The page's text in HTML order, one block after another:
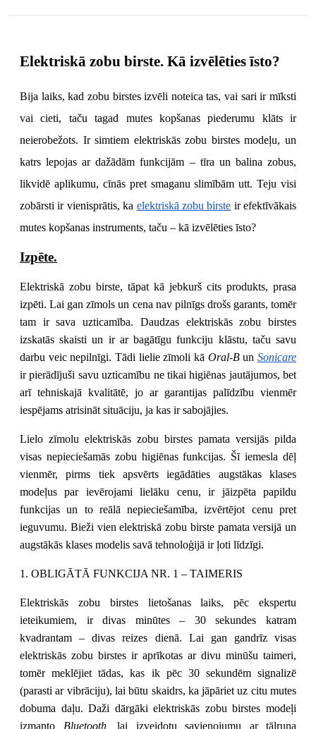
Elektriskā zobu birste. Kā izvēlēties īsto?
Bija laiks, kad zobu birstes izvēli noteica tas, vai sari ir mīksti
vai cieti, taču tagad mutes kopšanas piederumu klāts ir
neierobežots. Ir simtiem elektriskās zobu birstes modeļu, un
katrs lepojas ar dažādām funkcijām – tīra un balina zobus,
likvidē aplikumu, cīnās pret smaganu slimībām utt. Teju visi
zobārsti ir vienisprātis, ka elektriskā zobu birste ir efektīvākais
mutes kopšanas instruments, taču – kā izvēlēties īsto?
Izpēte.
Elektriskā zobu birste, tāpat kā jebkurš cits produkts, prasa
izpēti. Lai gan zīmols un cena nav pilnīgs drošs garants, tomēr
tam ir sava uzticamība. Daudzas elektriskās zobu birstes
izskatās skaisti un ir ar bagātīgu funkciju klāstu, taču savu
darbu veic nepilnīgi. Tādi lielie zīmoli kā Oral-B un Sonicare
ir pierādījuši savu uzticamību ne tikai higiēnas jautājumos, bet
arī tehniskajā kvalitātē, jo ar garantijas palīdzību vienmēr
iespējams atrisināt situāciju, ja kas ir sabojājies.
Lielo zīmolu elektriskās zobu birstes pamata versijās pilda
visas nepieciešamās zobu higiēnas funkcijas. Šī iemesla dēļ
vienmēr, pirms tiek apsvērts iegādāties augstākas klases
modeļus par ievērojami lielāku cenu, ir jāizpēta papildu
funkcijas un to reālā nepieciešamība, izvērtējot cenu pret
ieguvumu. Bieži vien elektriskā zobu birste pamata versijā un
augstākās klases modelis savā tehnoloģijā ir ļoti līdzīgi.
1. OBLIGĀTĀ FUNKCIJA NR. 1 – TAIMERIS
Elektriskās zobu birstes lietošanas laiks, pēc ekspertu
ieteikumiem, ir divas minūtes – 30 sekundes katram
kvadrantam – divas reizes dienā. Lai gan gandrīz visas
elektriskās zobu birstes ir aprīkotas ar divu minūšu taimeri,
tomēr meklējiet tādas, kas ik pēc 30 sekundēm signalizē
(parasti ar vibrāciju), lai būtu skaidrs, ka jāpāriet uz citu mutes
dobuma daļu. Daži dārgāki elektriskās zobu birstes modeļi
izmanto Bluetooth, lai izveidotu savienojumu ar tālruņa